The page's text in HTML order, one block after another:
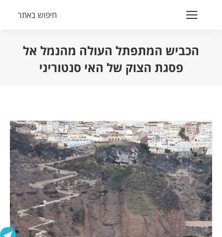
Search:
חיפוש באתר
הכביש המתפתל העולה מהנמל אל
פסגת הצוק של האי סנטוריני